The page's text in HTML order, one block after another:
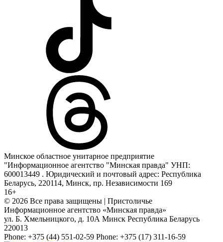
Минское областное унитарное предприятие
"Информационное агентство "Минская правда" УНП:
600013449 . Юридический и почтовый адрес: Республика
Беларусь, 220114, Минск, пр. Независимости 169
16+
© 2026 Все права защищены | Пристоличье
Информационное агентство «Минская правда»
ул. Б. Хмельницкого, д. 10А Минск Республика Беларусь
220013
Phone: +375 (44) 551-02-59 Phone: +375 (17) 311-16-59